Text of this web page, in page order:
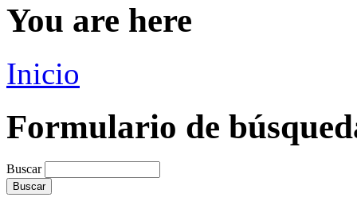
You are here
Inicio
Formulario de
Buscar